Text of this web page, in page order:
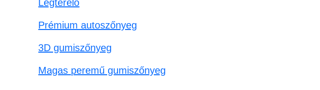
Légterelő
Prémium autoszőnyeg
3D gumiszőnyeg
Magas peremű gumiszőnyeg